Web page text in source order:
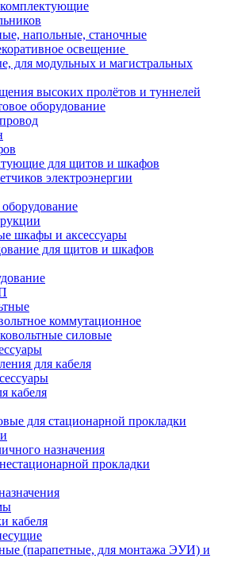
комплектующие
напольные, станочные
освещение
для модульных и магистральных
высоких пролётов и туннелей
оборудование
для щитов и шкафов
электроэнергии
шкафы и аксессуары
для щитов и шкафов
коммутационное
силовые
для кабеля
кабеля
для стационарной прокладки
назначения
прокладки
кабеля
(парапетные, для монтажа ЭУИ) и